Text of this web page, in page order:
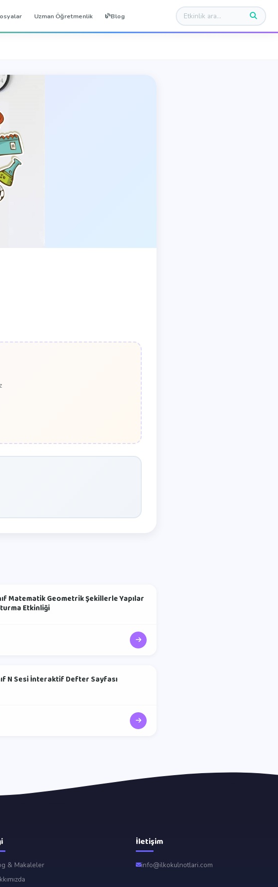
Uzman Öğretmenlik Blog
Matematik Geometrik Şekillerle Yapılar
Etkinliği
N Sesi İnteraktif Defter Sayfası
& Makaleler
İletişim
info@ilkokulnotlari.com